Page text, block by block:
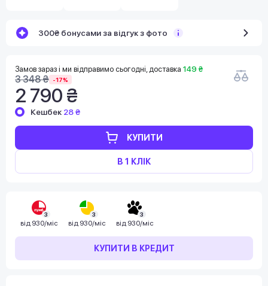
300₴ бонусами за відгук з фото
Замов зараз і ми відправимо сьогодні, доставка 149 ₴
3 348 ₴ -17%
2 790 ₴
КУПИТИ
В 1 КЛІК
Кешбек 28 ₴
3
від 930/міс
3
від 930/міс
3
від 930/міс
КУПИТИ В КРЕДИТ